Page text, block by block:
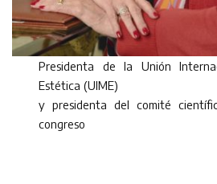
Presidenta de la Unión
Estética (UIME)
y presidenta del comité
congreso